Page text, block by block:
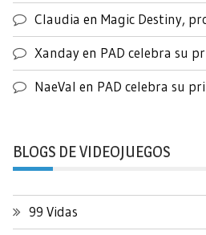
Claudia en Magic Destiny,
Xandayen PAD celebra su
NaeVal en PAD celebra su
BLOGS DE VIDEOJUEGOS
99 Vidas